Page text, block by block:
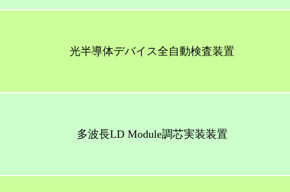
光半導体デバイス全自動検査装置
多波長LD Module調芯実装装置